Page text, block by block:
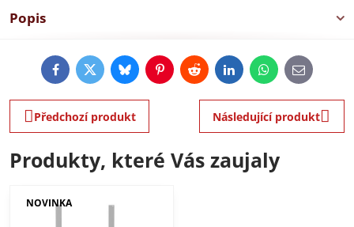
Popis
FacebookTwitterBlueskyPinterestRedditLinkedInWhatsApp
E-
mail
Předchozí produkt Následující produkt
Produkty, které Vás zaujaly
NOVINKA